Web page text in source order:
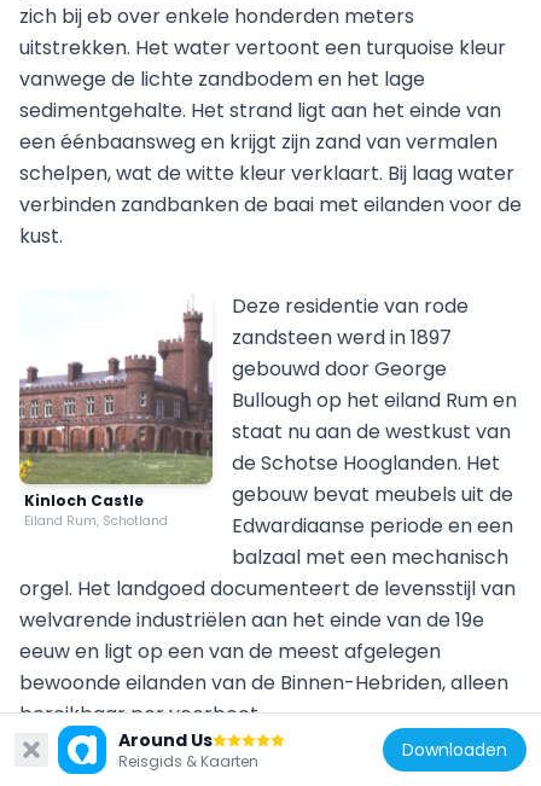
Torridon Hills
16.8k
zich bij eb over enkele honderden meters
uitstrekken. Het water vertoont een turquoise kleur
vanwege de lichte zandbodem en het lage
sedimentgehalte. Het strand ligt aan het einde van
een éénbaansweg en krijgt zijn zand van vermalen
schelpen, wat de witte kleur verklaart. Bij laag water
verbinden zandbanken de baai met eilanden voor de
kust.
Kinloch Castle
Eiland Rum, Schotland
Deze residentie van rode
zandsteen werd in 1897
gebouwd door George
Bullough op het eiland Rum en
staat nu aan de westkust van
de Schotse Hooglanden. Het
gebouw bevat meubels uit de
Edwardiaanse periode en een
balzaal met een mechanisch
orgel. Het landgoed documenteert de levensstijl van
welvarende industriëlen aan het einde van de 19e
eeuw en ligt op een van de meest afgelegen
bewoonde eilanden van de Binnen-Hebriden, alleen
bereikbaar per veerboot.
Around Us
Reisgids & Kaarten Downloaden